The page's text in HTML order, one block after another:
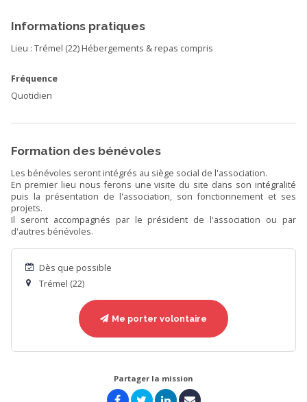
Informations pratiques
Lieu : Trémel (22) Hébergements & repas compris
Fréquence
Quotidien
Formation des bénévoles
Les bénévoles seront intégrés au siège social de l'association.
En premier lieu nous ferons une visite du site dans son intégralité
puis la présentation de l'association, son fonctionnement et ses
projets.
Il seront accompagnés par le président de l'association ou par
d'autres bénévoles.
Dès que possible
Trémel (22)
Me porter volontaire
Partager la mission